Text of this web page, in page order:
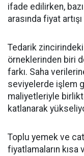
ifade edilirken,
arasında fiyat
Tedarik zincirindeki
örneklerinden biri
farkı. Saha
seviyelerde işlem
maliyetleriyle
katlanarak
Toplu yemek ve
fiyatlamaların